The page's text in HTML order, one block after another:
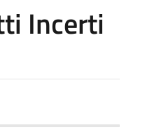
Incerti